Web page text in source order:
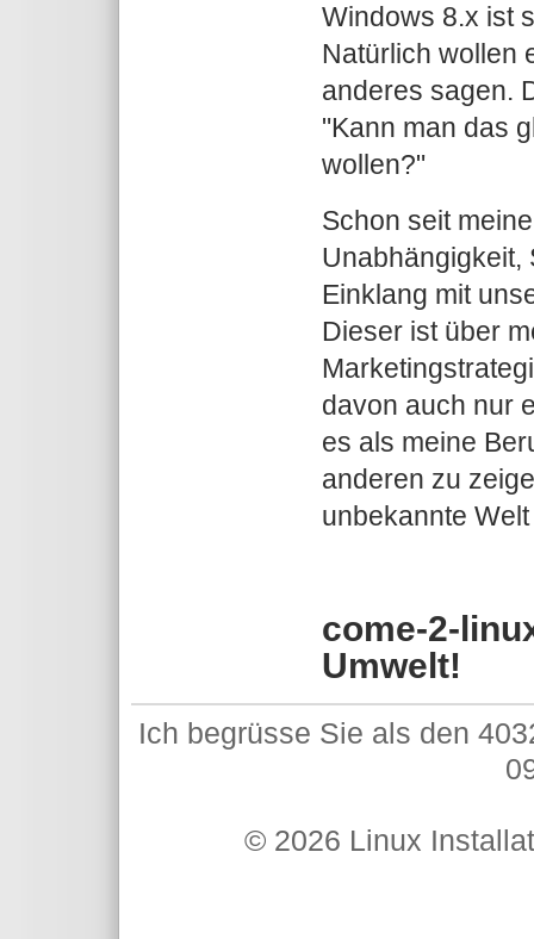
Windows 8.x ist
Natürlich wollen
anderes sagen.
"Kann man das
wollen?"
Schon seit
Unabhängigkeit,
Einklang mit
Dieser ist über
davon auch nur
es als meine
anderen zu
unbekannte
come-2-
Umwelt!
Ich begrüsse Sie als den
© 2026 Linux